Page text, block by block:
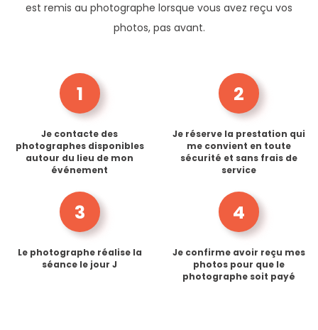
est remis au photographe lorsque vous avez reçu vos
photos, pas avant.
1
Je contacte des
photographes disponibles
autour du lieu de mon
événement
2
Je réserve la prestation qui
me convient en toute
sécurité et sans frais de
service
3
Le photographe réalise la
séance le jour J
4
Je confirme avoir reçu mes
photos pour que le
photographe soit payé